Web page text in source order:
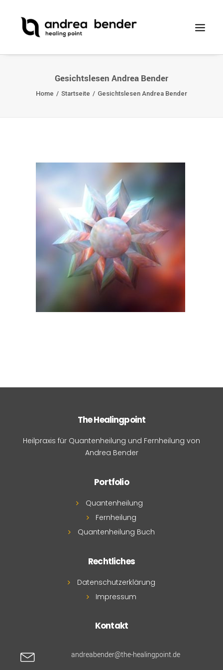
Gesichtslesen Andrea Bender
Home Startseite Gesichtslesen Andrea Bender
The Healingpoint
Heilpraxis für Quantenheilung und Fernheilung von
Andrea Bender
Portfolio
Quantenheilung
Fernheilung
Quantenheilung Buch
Rechtliches
Datenschutzerklärung
Impressum
Kontakt
andreabender@the-healingpoint.de